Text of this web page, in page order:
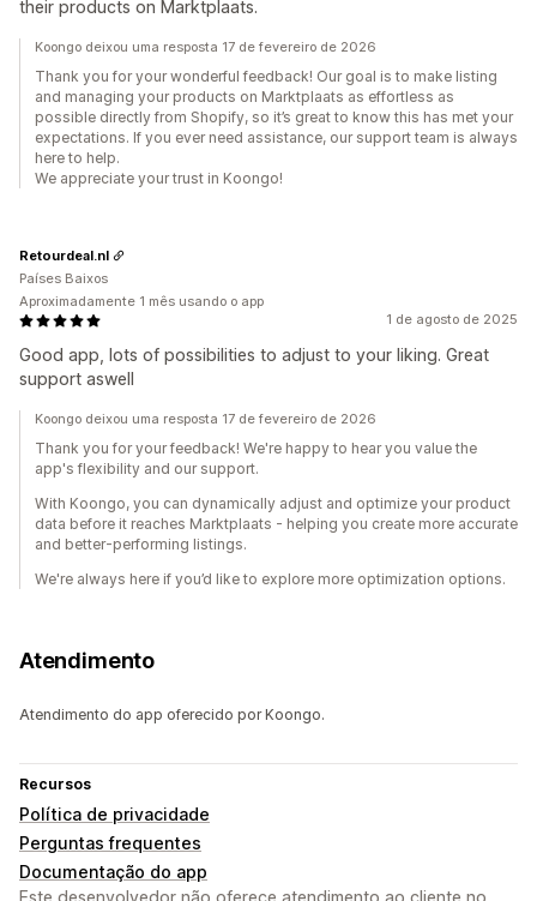
their products on Marktplaats.
Koongo deixou uma resposta 17 de fevereiro de 2026
Thank you for your wonderful feedback! Our goal is to make listing
and managing your products on Marktplaats as effortless as
possible directly from Shopify, so it’s great to know this has met your
expectations. If you ever need assistance, our support team is always
here to help.
We appreciate your trust in Koongo!
1 de agosto de 2025
Good app, lots of possibilities to adjust to your liking. Great
support aswell
Retourdeal.nl
Países Baixos
Aproximadamente 1 mês usando o app
Koongo deixou uma resposta 17 de fevereiro de 2026
Thank you for your feedback! We're happy to hear you value the
app's flexibility and our support.
With Koongo, you can dynamically adjust and optimize your product
data before it reaches Marktplaats - helping you create more accurate
and better-performing listings.
We're always here if you’d like to explore more optimization options.
Atendimento
Atendimento do app oferecido por Koongo.
Recursos
Política de privacidade
Perguntas frequentes
Documentação do app